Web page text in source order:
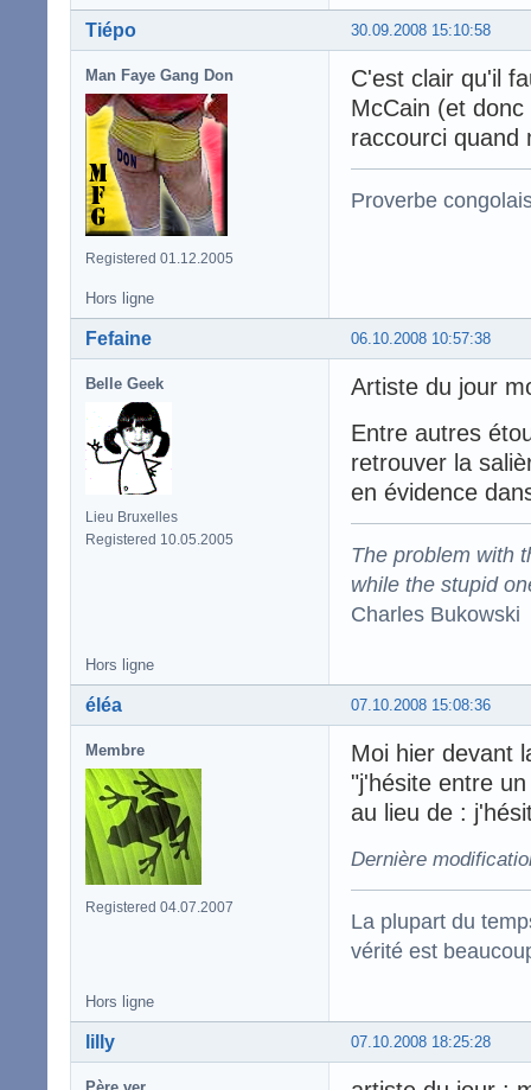
30.09.2008 15:10:58
Tiépo
Man Faye Gang Don
Registered 01.12.2005
C'est clair qu'il
McCain (et
raccourci quand
Proverbe
Hors ligne
06.10.2008 10:57:38
Fefaine
Belle Geek
Lieu Bruxelles
Registered 10.05.2005
Artiste du jour
Entre autres
retrouver la
en évidence
The problem with
while the stupid
Charles Bukowski
Hors ligne
07.10.2008 15:08:36
éléa
Membre
Registered 04.07.2007
Moi hier devant
"j'hésite entre
au lieu de :
Dernière
La plupart du
vérité est
Hors ligne
07.10.2008 18:25:28
lilly